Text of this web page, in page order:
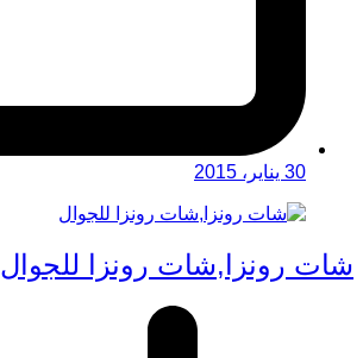
30 يناير، 2015
شات رونزا,شات رونزا للجوال